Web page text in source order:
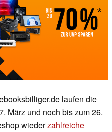
laufen die
März und noch bis zum 26.
wiederzahlreiche